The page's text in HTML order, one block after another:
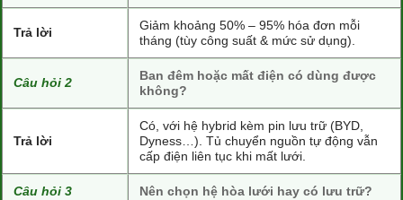
Trả lời
Giảm khoảng 50% – 95% hóa đơn mỗi
tháng (tùy công suất & mức sử dụng).
Câu hỏi 2
Ban đêm hoặc mất điện có dùng được
không?
Trả lời
Có, với hệ hybrid kèm pin lưu trữ (BYD,
Dyness…). Tủ chuyển nguồn tự động vẫn
cấp điện liên tục khi mất lưới.
Câu hỏi 3 Nên chọn hệ hòa lưới hay có lưu trữ?